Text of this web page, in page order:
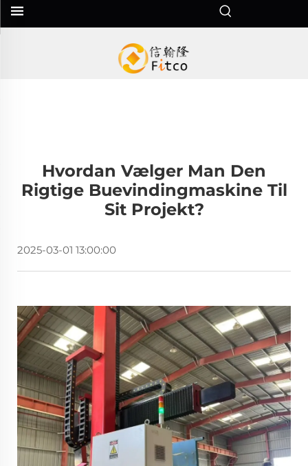
Hvordan Vælger Man Den
Rigtige Buevindingmaskine Til
Sit Projekt?
2025-03-01 13:00:00